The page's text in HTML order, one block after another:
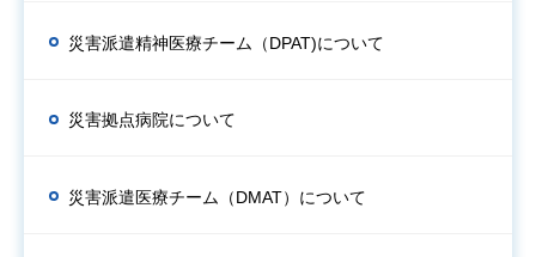
災害派遣精神医療チーム（DPAT)について
災害拠点病院について
災害派遣医療チーム（DMAT）について